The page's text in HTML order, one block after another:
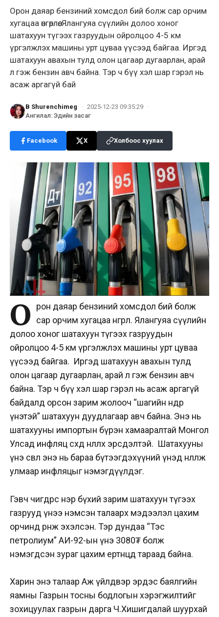
Орон даяар бензиний хомсдол бий болж сар орчим
хугацаа өнгөрлөө. Ялангуяа сүүлийн долоо хоног
шатахуун түгээх газруудын ойролцоо 4-5 км
үргэлжлэх машины урт цуваа үүсээд байгаа. Иргэд
шатахуун авахын тулд олон цагаар дугаарлан, арай
л гэж бензин авч байна. Тэр ч бүү хэл шар гэрэл нь
асаж аргагүй бай
B Shurenchimeg · 2025-12-23 09:35:29 ·
Ангилал: Эдийн засаг
Facebook X Холбоос хуулах
О
рон даяар бензиний хомсдол бий болж
сар орчим хугацаа өнгөрлөө. Ялангуяа сүүлийн
долоо хоног шатахуун түгээх газруудын
ойролцоо 4-5 км үргэлжлэх машины урт цуваа
үүсээд байгаа. Иргэд шатахуун авахын тулд
олон цагаар дугаарлан, арай л гэж бензин авч
байна. Тэр ч бүү хэл шар гэрэл нь асаж аргагүй
байдалд орсон зарим жолооч “шагийн өндөр
үнэтэй” шатахуун дуудлагаар авч байна. Энэ нь
шатахууны импортын бүрэн хамааралтай Монгол
Улсад инфляц өсөхөд нөлөөлөх эрсдэлтэй. Шатахууны
үнэ өсвөл энэ нь бараа бүтээгдэхүүний үнэд нөлөөлж
улмаар инфляцыг нэмэгдүүлдэг.
Гэвч өчигдрөөс нэр бүхий зарим шатахуун түгээх
газрууд үнээ нэмсэн талаарх мэдээлэл цахим
орчинд өрнөж эхэлсэн. Тэр дундаа “Тэс
петролиум” АИ-92-ын үнэ 3080₮ болж
нэмэгдсэн зураг цахим ертөнцөд тараад байна.
Харин энэ талаар Аж үйлдвэр эрдэс баялгийн
яамны Газрын тосны бодлогын хэрэгжилтийг
зохицуулах газрын дарга Ч.Хишигдалай шуурхай